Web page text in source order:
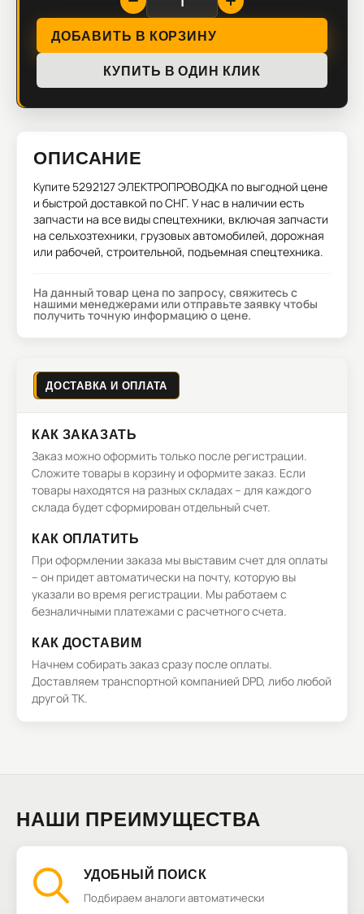
ДОБАВИТЬ В КОРЗИНУ
КУПИТЬ В ОДИН КЛИК
ОПИСАНИЕ
Купите 5292127 ЭЛЕКТРОПРОВОДКА по выгодной цене
и быстрой доставкой по СНГ. У нас в наличии есть
запчасти на все виды спецтехники, включая запчасти
на сельхозтехники, грузовых автомобилей, дорожная
или рабочей, строительной, подъемная спецтехника.
На данный товар цена по запросу, свяжитесь с
нашими менеджерами или отправьте заявку чтобы
получить точную информацию о цене.
ДОСТАВКА И ОПЛАТА
КАК ЗАКАЗАТЬ
Заказ можно оформить только после регистрации.
Сложите товары в корзину и оформите заказ. Если
товары находятся на разных складах – для каждого
склада будет сформирован отдельный счет.
КАК ОПЛАТИТЬ
При оформлении заказа мы выставим счет для оплаты
– он придет автоматически на почту, которую вы
указали во время регистрации. Мы работаем с
безналичными платежами с расчетного счета.
КАК ДОСТАВИМ
Начнем собирать заказ сразу после оплаты.
Доставляем транспортной компанией DPD, либо любой
другой ТК.
НАШИ ПРЕИМУЩЕСТВА
УДОБНЫЙ ПОИСК
Подбираем аналоги автоматически